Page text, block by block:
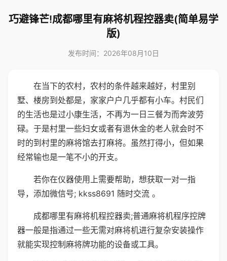
巧避锋芒!成都哪里有麻将机程控器卖(简单易学
版)
发布时间：2026年08月10日
在当下的农村，农村的条件越来越好，村里别
墅、楼房到处都是，家家户户几乎都有小车。村民们
的生活也是过小康生活，不再为一日三餐为而奔波劳
碌。于是村里一些妇女或者有退休金的老人就会时不
时的到村里的麻将馆去打麻将。虽然打得小，但如果
经常输也是一笔不小的开支。
若你在仪器使用上需要帮助，想获取一对一指
导，添加微信号; kkss8691 随时交流 。
成都哪里有麻将机程控器卖;普通麻将机程序控牌
器一般是指通过一些无需对麻将机进行复杂安装操作
就能实现控制麻将牌功能的设备或工具。